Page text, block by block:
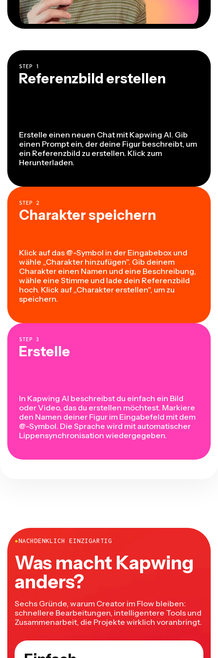
STEP 1
Referenzbild erstellen
Erstelle einen neuen Chat mit Kapwing AI. Gib
einen Prompt ein, der deine Figur beschreibt, um
ein Referenzbild zu erstellen. Klick zum
Herunterladen.
STEP 2
Charakter speichern
Klick auf das @-Symbol in der Eingabebox und
wähle „Charakter hinzufügen". Gib deinem
Charakter einen Namen und eine Beschreibung,
wähle eine Stimme und lade dein Referenzbild
hoch. Klick auf „Charakter erstellen", um zu
speichern.
STEP 3
Erstelle
In Kapwing AI beschreibst du einfach ein Bild
oder Video, das du erstellen möchtest. Markiere
den Namen deiner Figur im Eingabefeld mit dem
@-Symbol. Die Sprache wird mit automatischer
Lippensynchronisation wiedergegeben.
●NACHDENKLICH EINZIGARTIG
Was macht Kapwing
anders?
Sechs Gründe, warum Creator im Flow bleiben:
schnellere Bearbeitungen, intelligentere Tools und
Zusammenarbeit, die Projekte wirklich voranbringt.